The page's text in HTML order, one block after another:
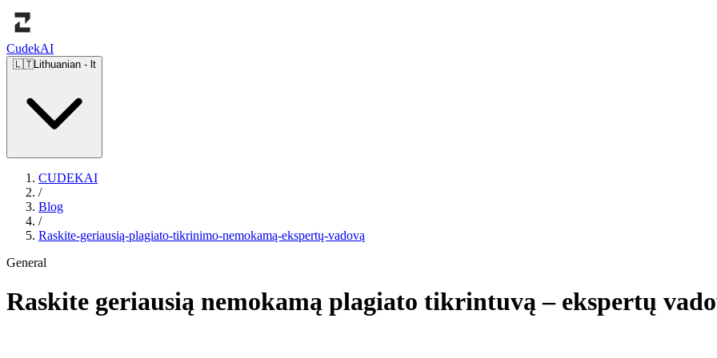
CudekAI
🇱🇹Lithuanian - lt
CUDEKAI
/
Blog
/
Raskite-geriausią-plagiato-tikrinimo-nemokamą-ekspertų-vadovą
General
Raskite geriausią nemokamą plagiato tikrintuvą – ekspertų